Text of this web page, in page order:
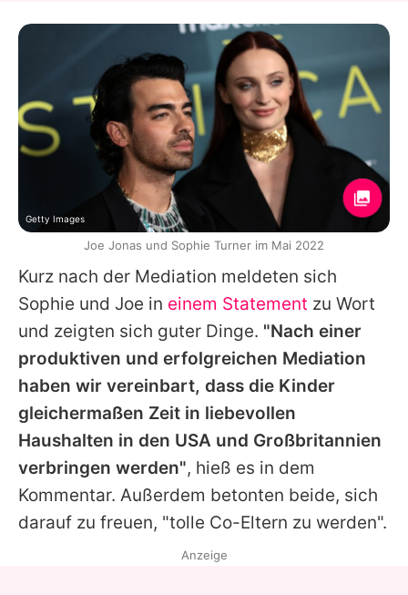
Kurz nach der Mediation meldeten sich
Sophie und Joe in einem Statement zu Wort
und zeigten sich guter Dinge. "Nach einer
produktiven und erfolgreichen Mediation
haben wir vereinbart, dass die Kinder
gleichermaßen Zeit in liebevollen
Haushalten in den USA und Großbritannien
verbringen werden", hieß es in dem
Kommentar. Außerdem betonten beide, sich
darauf zu freuen, "tolle Co-Eltern zu werden".
Getty Images
Joe Jonas und Sophie Turner im Mai 2022
Anzeige